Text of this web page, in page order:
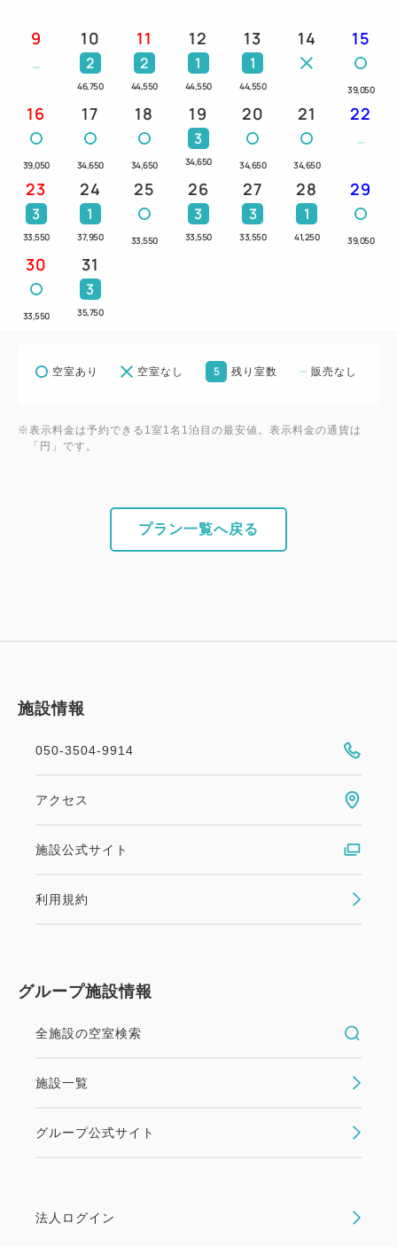
をお願い致します。
添寝はご遠慮ください。
9 10
2
46,750
11
2
44,550
12
1
44,550
13
1
44,550
14 15
39,050
16
39,050
17
34,650
18
34,650
19
3
34,650
20
34,650
21
34,650
22
23
3
33,550
24
1
37,950
25
33,550
26
3
33,550
27
3
33,550
28
1
41,250
29
39,050
30
33,550
31
3
35,750
空室あり 空室なし 5 残り室数 販売なし
※表示料金は予約できる1室1名1泊目の最安値。表示料金の通貨は
「円」です。
プラン一覧へ戻る
施設情報
050-3504-9914
アクセス
施設公式サイト
利用規約
グループ施設情報
全施設の空室検索
施設一覧
グループ公式サイト
法人ログイン